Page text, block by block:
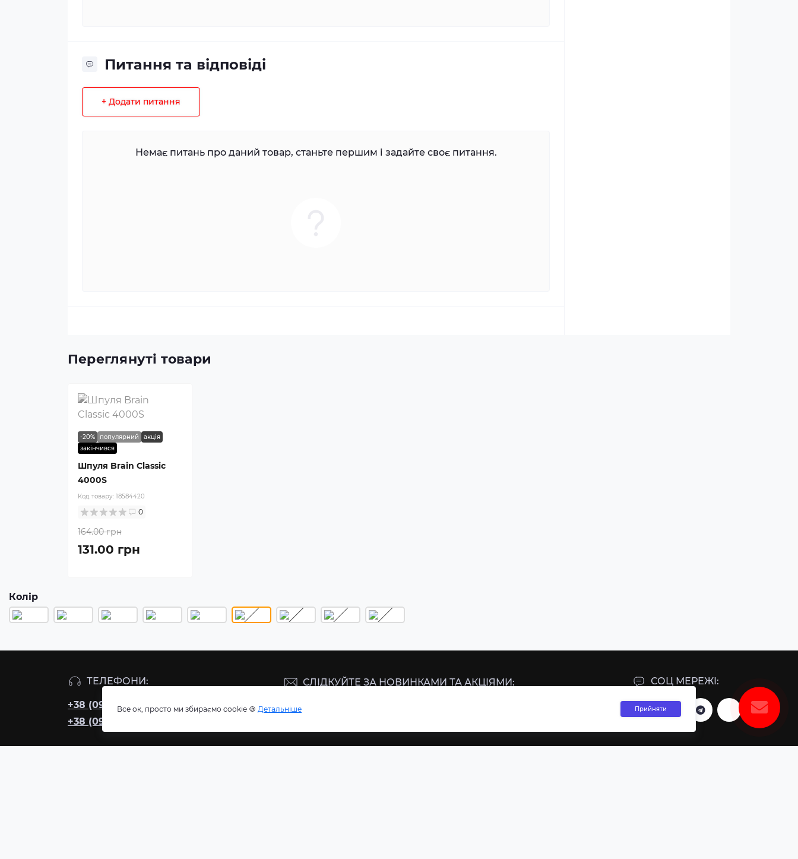
Питання та відповіді
+ Додати питання
Немає питань про даний товар, станьте першим і задайте своє питання.
Переглянуті товари
-20% популярний
акція
закінчився
Шпуля Brain Classic
4000S
Код товару: 18584420
0
164.00 грн
131.00 грн
Колір
ТЕЛЕФОНИ:
+38 (099) 110-37-06
+38 (096) 250-67-17
СОЦ МЕРЕЖІ:
СЛІДКУЙТЕ ЗА НОВИНКАМИ ТА АКЦІЯМИ:
Все ок, просто ми збираємо cookie 🍪 Детальніше Прийняти